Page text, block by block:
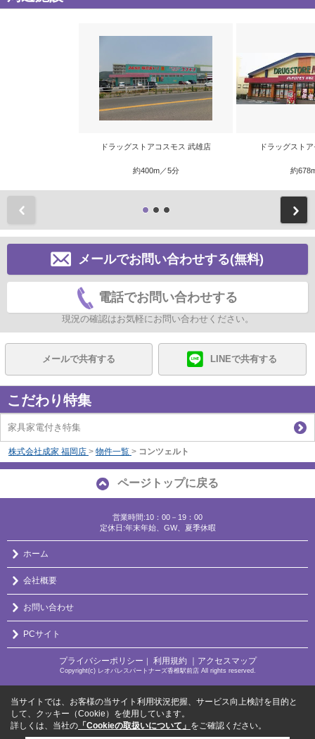
ドラッグストアコスモス 武雄店
約400m／5分
ドラッグスト
約
メールでお問い合わせする(無料)
電話でお問い合わせする
現況の確認はお気軽にお問い合わせください。
メールで共有する LINEで共有する
こだわり特集
家具家電付き特集
株式会社成家 福岡店 > 物件一覧 > コンツェルト
ページトップに戻る
営業時間:10：00－19：00
定休日:年末年始、GW、夏季休暇
ホーム
会社概要
お問い合わせ
PCサイト
プライバシーポリシー 利用規約 ｜アクセスマップ
Copyright(c) レオパレスパートナーズ香椎駅前店 All rights reserved.
当サイトでは、お客様の当サイト利用状況把握、サービス向上検討を目的と
して、クッキー（Cookie）を使用しています。
詳しくは、当社の 「Cookieの取扱いについて」 をご確認ください。